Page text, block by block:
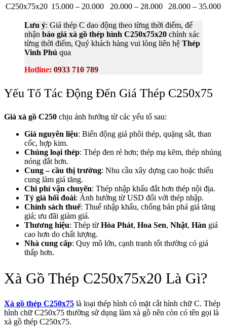
C250x75x20 15.000 – 20.000 20.000 – 28.000 28.000 – 35.000
Lưu ý: Giá thép C dao động theo từng thời điểm, để
nhận báo giá xà gồ thép hình C250x75x20 chính xác
từng thời điểm, Quý khách hàng vui lòng liên hệ Thép
Vinh Phú qua
Hotline: 0933 710 789
Yếu Tố Tác Động Đến Giá Thép C250x75
Giá xà gồ C250 chịu ảnh hưởng từ các yếu tố sau:
Giá nguyên liệu: Biến động giá phôi thép, quặng sắt, than
cốc, hợp kim.
Chủng loại thép: Thép đen rẻ hơn; thép mạ kẽm, thép nhúng
nóng đắt hơn.
Cung – cầu thị trường: Nhu cầu xây dựng cao hoặc thiếu
cung làm giá tăng.
Chi phí vận chuyển: Thép nhập khẩu đắt hơn thép nội địa.
Tỷ giá hối đoái: Ảnh hưởng từ USD đối với thép nhập.
Chính sách thuế: Thuế nhập khẩu, chống bán phá giá tăng
giá; ưu đãi giảm giá.
Thương hiệu: Thép từ Hòa Phát, Hoa Sen, Nhật, Hàn giá
cao hơn do chất lượng.
Nhà cung cấp: Quy mô lớn, cạnh tranh tốt thường có giá
thấp hơn.
Xà Gồ Thép C250x75x20 Là Gì?
Xà gồ thép C250x75 là loại thép hình có mặt cắt hình chữ C. Thép
hình chữ C250x75 thường sử dụng làm xà gồ nên còn có tên gọi là
xà gồ thép C250x75.